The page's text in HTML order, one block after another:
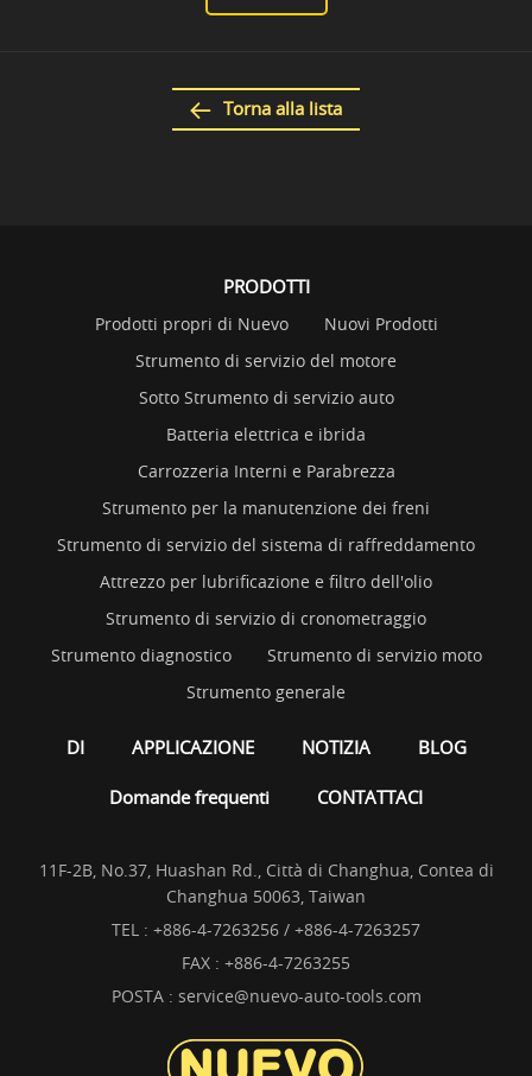
Torna alla lista
PRODOTTI
Prodotti propri di Nuevo
Nuovi Prodotti
Strumento di servizio del motore
Sotto Strumento di servizio auto
Batteria elettrica e ibrida
Carrozzeria Interni e Parabrezza
Strumento per la manutenzione dei freni
Strumento di servizio del sistema di raffreddamento
Attrezzo per lubrificazione e filtro dell'olio
Strumento di servizio di cronometraggio
Strumento diagnostico
Strumento di servizio moto
Strumento generale
DI APPLICAZIONE NOTIZIA BLOG
Domande frequenti CONTATTACI
11F-2B, No.37, Huashan Rd., Città di Changhua, Contea di
Changhua 50063, Taiwan
TEL : +886-4-7263256 / +886-4-7263257
FAX : +886-4-7263255
POSTA : service@nuevo-auto-tools.com